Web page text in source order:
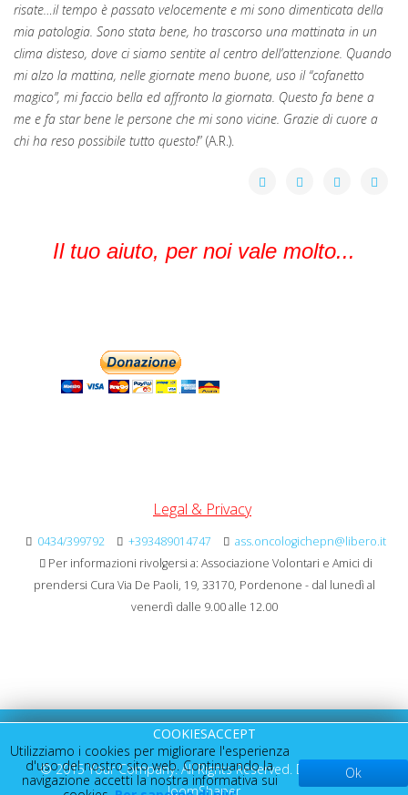
risate…il tempo è passato velocemente e mi sono dimenticata della
mia patologia. Sono stata bene, ho trascorso una mattinata in un
clima disteso, dove ci siamo sentite al centro dell’attenzione. Quando
mi alzo la mattina, nelle giornate meno buone, uso il “cofanetto
magico”, mi faccio bella ed affronto la giornata. Questo fa bene a
me e fa star bene le persone che mi sono vicine. Grazie di cuore a
chi ha reso possibile tutto questo!” (A.R.).
Il tuo aiuto, per noi vale molto...
Legal & Privacy
0434/399792 +393489014747
ass.oncologichepn@libero.it
Per informazioni rivolgersi a: Associazione Volontari e Amici di
prendersi Cura Via De Paoli, 19, 33170, Pordenone - dal lunedì al
venerdì dalle 9.00 alle 12.00
COOKIESACCEPT
Utilizziamo i cookies per migliorare l'esperienza
d'uso del nostro sito web. Continuando la
navigazione accetti la nostra informativa sui
Ok
© 2015 Your Company. All Rights Reserved. Designed By
JoomShaper